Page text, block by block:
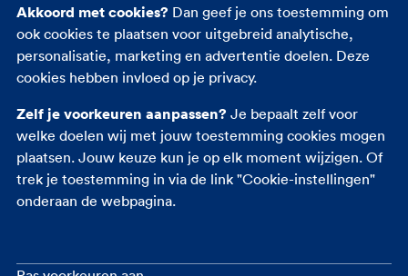
Reisverzekering
Rechtsbijstandverzekering
Ongevallenverzekering
Akkoord met cookies? Dan geef je ons toestemming om
ook cookies te plaatsen voor uitgebreid analytische,
personalisatie, marketing en advertentie doelen. Deze
cookies hebben invloed op je privacy.
Zelf je voorkeuren aanpassen? Je bepaalt zelf voor
welke doelen wij met jouw toestemming cookies mogen
plaatsen. Jouw keuze kun je op elk moment wijzigen. Of
trek je toestemming in via de link "Cookie-instellingen"
onderaan de webpagina.